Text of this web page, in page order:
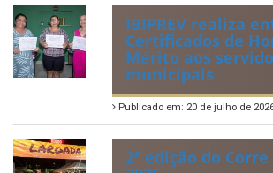
IBIPREV realiza
Certificados de
Mérito aos
municipais
Publicado em: 20 de julho de
2ª edição do